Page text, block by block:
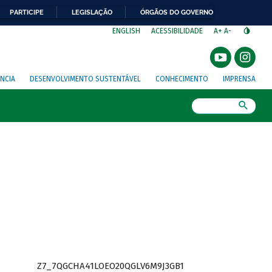
PARTICIPE LEGISLAÇÃO ÓRGÃOS DO GOVERNO
ENGLISH ACESSIBILIDADE A+ A-
DESENVOLVIMENTO SUSTENTÁVEL CONHECIMENTO IMPRENSA
Z7_7QGCHA41LOEO20QGLV6M9J3GB1